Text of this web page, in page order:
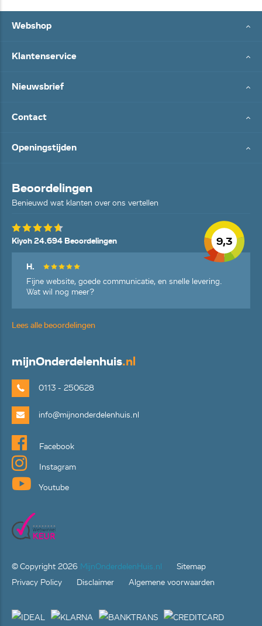
Webshop
Klantenservice
Nieuwsbrief
Contact
Openingstijden
Beoordelingen
Benieuwd wat klanten over ons vertellen
9,3
Kiyoh 24.694 Beoordelingen
H.
Fijne website, goede communicatie, en snelle levering.
Wat wil nog meer?
Lees alle beoordelingen
mijnOnderdelenhuis.nl
0113 - 250628
info@mijnonderdelenhuis.nl
Facebook
Instagram
Youtube
© Copyright 2026 MijnOnderdelenHuis.nl
Sitemap
Privacy Policy
Disclaimer Algemene voorwaarden